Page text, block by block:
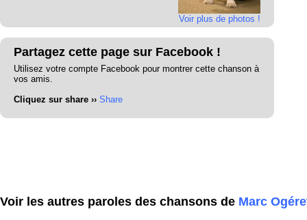
Voir plus de photos !
Partagez cette page sur Facebook !
Utilisez votre compte Facebook pour montrer cette chanson à
vos amis.
Cliquez sur share ›› Share
Voir les autres paroles des chansons de Marc